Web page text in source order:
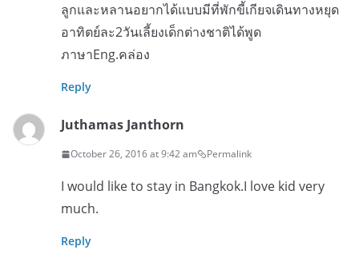
ลูกและหลานอยากได้แบบมีที่พักขี้เกียจเดินทางหยุด
อาทิตย์ละ2วันเลี้ยงเด็กต่างชาติได้พูด
ภาษาEng.คล่อง
Reply
Juthamas Janthorn
October 26, 2016 at 9:42 am Permalink
I would like to stay in Bangkok.I love kid very
much.
Reply